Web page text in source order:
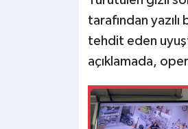
tarafından yazılı
tehdit eden
açıklamada,